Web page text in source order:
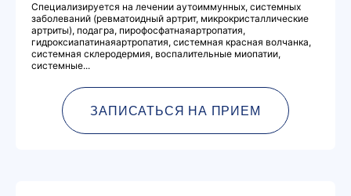
Специализируется на лечении аутоиммунных, системных
заболеваний (ревматоидный артрит, микрокристаллические
артриты), подагра, пирофосфатнаяартропатия,
гидроксиапатинаяартропатия, системная красная волчанка,
системная склеродермия, воспалительные миопатии,
системные...
ЗАПИСАТЬСЯ НА ПРИЕМ